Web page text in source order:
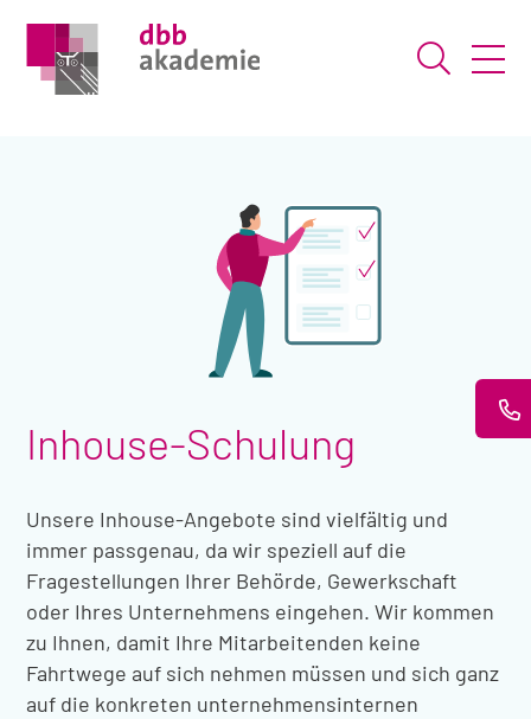
Suche
Inhouse-Schulung
Unsere Inhouse-Angebote sind vielfältig und
immer passgenau, da wir speziell auf die
Fragestellungen Ihrer Behörde, Gewerkschaft
oder Ihres Unternehmens eingehen. Wir kommen
zu Ihnen, damit Ihre Mitarbeitenden keine
Fahrtwege auf sich nehmen müssen und sich ganz
auf die konkreten unternehmensinternen